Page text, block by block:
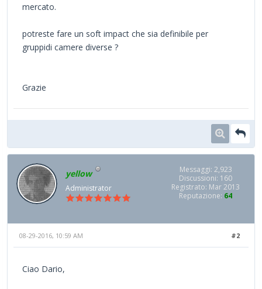
mercato.
potreste fare un soft impact che sia definibile per
gruppidi camere diverse ?
Grazie
yellow
Administrator
Messaggi: 2,923
Discussioni: 160
Registrato: Mar 2013
Reputazione: 64
#2
08-29-2016, 10:59 AM
Ciao Dario,